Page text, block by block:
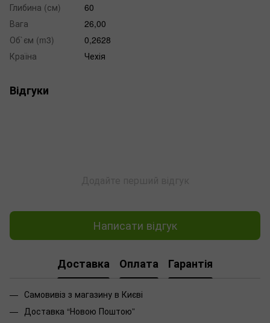
Глибина (см)
60
Вага
26,00
Об`єм (m3)
0,2628
Країна
Чехія
Відгуки
Написати відгук
Доставка Оплата Гарантія
Самовивіз з магазину в Києві
Доставка “Новою Поштою”